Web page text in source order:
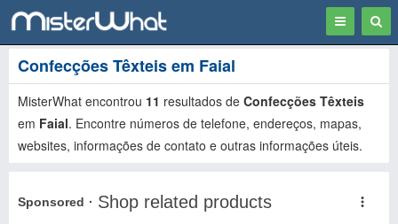
Toggle
navigation
Confecções Têxteis em Faial
MisterWhat encontrou 11 resultados de Confecções Têxteis
em Faial. Encontre números de telefone, endereços, mapas,
websites, informações de contato e outras informações úteis.